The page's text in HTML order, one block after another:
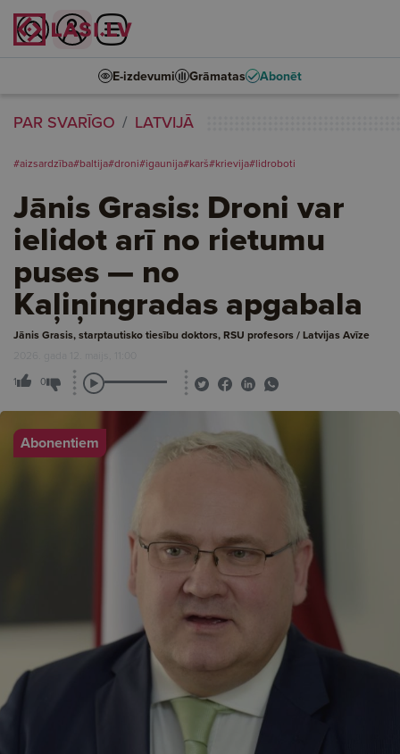
E-izdevumi Grāmatas Abonēt
PAR SVARĪGO LATVIJĀ
#aizsardzība#baltija#droni#igaunija#karš#krievija#lidroboti
Jānis Grasis: Droni var
ielidot arī no rietumu
puses — no
Kaļiņingradas apgabala
Jānis Grasis, starptautisko tiesību doktors, RSU profesors / Latvijas Avīze
2026. gada 12. maijs, 11:00
1 0
Abonentiem